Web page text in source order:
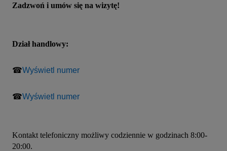
Zadzwoń i umów się na wizytę!
Dział handlowy:
☎Wyświetl numer
☎Wyświetl numer
Kontakt telefoniczny możliwy codziennie w godzinach 8:00-
20:00.